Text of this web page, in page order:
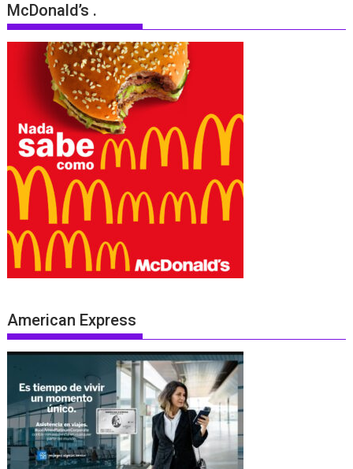
McDonald’s .
American Express